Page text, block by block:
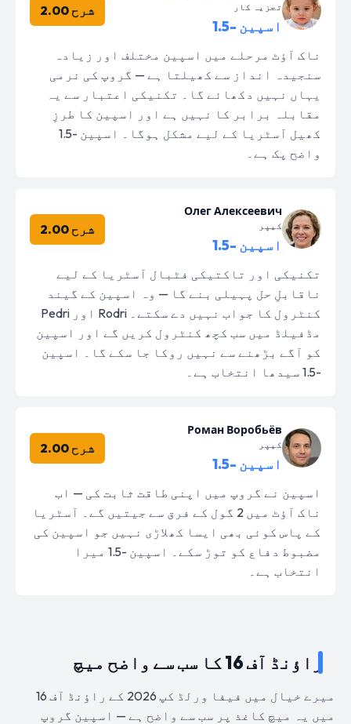
تجزیہ کار
اسپین -1.5
شرح 2.00
ناک آؤٹ مرحلے میں اسپین مختلف اور زیادہ
سنجیدہ انداز سے کھیلتا ہے — گروپ کی نرمی
یہاں نہیں دکھائے گا۔ تکنیکی اعتبار سے یہ
مقابلہ برابر کا نہیں ہے اور اسپین کا طرزِ
کھیل آسٹریا کے لیے مشکل ہوگا۔ اسپین -1.5
واضح پک ہے۔
Олег Алексеевич
کیپر
اسپین -1.5
شرح 2.00
تکنیکی اور تاکتیکی فٹبال آسٹریا کے لیے
ناقابلِ حل پہیلی بنے گا — وہ اسپین کے گیند
کنٹرول کا جواب نہیں دے سکتے۔ Rodri اور Pedri
مڈفیلڈ میں سب کچھ کنٹرول کریں گے اور اسپین
کو آگے بڑھنے سے نہیں روکا جا سکے گا۔ اسپین
-1.5 سیدھا انتخاب ہے۔
Роман Воробьёв
کیپر
اسپین -1.5
شرح 2.00
اسپین نے گروپ میں اپنی طاقت ثابت کی — اب
ناک آؤٹ میں 2 گول کے فرق سے جیتیں گے۔ آسٹریا
کے پاس کوئی بھی ایسا کھلاڑی نہیں جو اسپین کی
مضبوط دفاع کو توڑ سکے۔ اسپین -1.5 میرا
انتخاب ہے۔
راؤنڈ آف 16 کا سب سے واضح میچ
میرے خیال میں فیفا ورلڈ کپ 2026 کے راؤنڈ آف 16
میں یہ میچ کاغذ پر سب سے واضح ہے — اسپین گروپ